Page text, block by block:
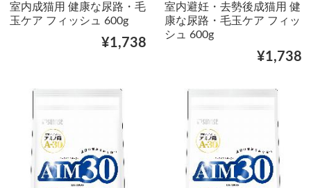
室内成猫用 健康な尿路・毛
玉ケア フィッシュ 600g
¥1,738
室内避妊・去勢後成猫用 健
康な尿路・毛玉ケア フィッ
シュ 600g
¥1,738